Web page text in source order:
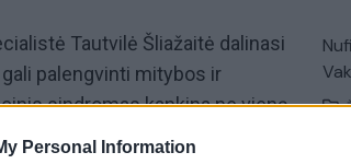
Personal Information
Tautvilė Šliažaitė dalinasi
palengvinti mitybos ir
sindromas kankina ne vieną
gali šiek tiek pakeitusios